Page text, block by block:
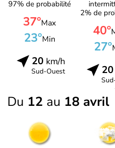
97% de probabilité
37°Max
23°Min
20km/h
Sud-Ouest
2% de
40°
27°
20
Du 12 au 18 avril